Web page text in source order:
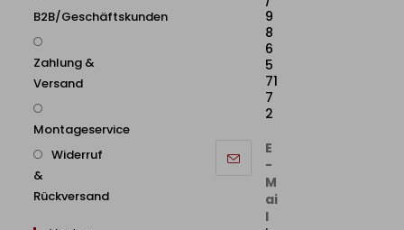
B2B/Geschäftskunden
Zahlung &
Versand
Montageservice
Widerruf
&
Rückversand
9
8
6
5
71
7
2
E
-
M
ai
l